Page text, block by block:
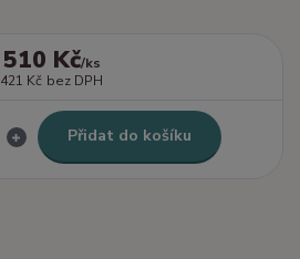
510 Kč/ks
421 Kč bez DPH
Přidat do košíku